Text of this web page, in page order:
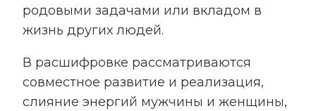
родовыми задачами или вкладом в
жизнь других людей.
В расшифровке рассматриваются
совместное развитие и реализация,
слияние энергий мужчины и женщины,